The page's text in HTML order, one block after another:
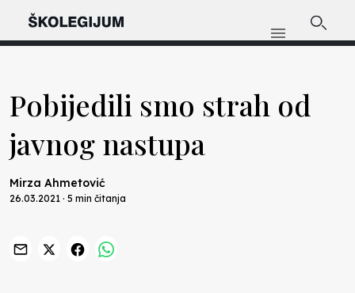
Pobijedili smo strah od
javnog nastupa
Mirza Ahmetović
26.03.2021 · 5 min čitanja